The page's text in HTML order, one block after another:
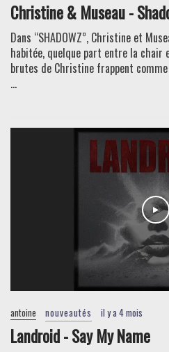
Christine & Museau -
Dans “SHADOWZ”, Christine et
habitée, quelque part entre la chair
brutes de Christine frappent
...
antoine nouveautés il y a 4 mois
Landroid - Say My Name